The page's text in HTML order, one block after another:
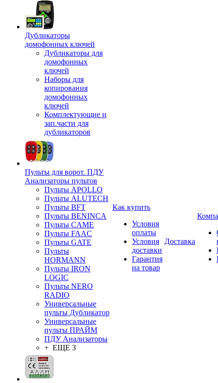
Дубликаторы
домофонных ключей
Дубликаторы для
домофонных
ключей
Наборы для
копирования
домофонных
ключей
Комплектующие и
зап.части для
дубликаторов
Пульты для ворот. ПДУ
Анализаторы пультов
Пульты APOLLO
Пульты ALUTECH
Пульты BFT
Пульты BENINCA
Пульты CAME
Пульты FAAC
Пульты GATE
Пульты
HORMANN
Пульты IRON
LOGIC
Пульты NERO
RADIO
Универсальные
пульты Дубликатор
Универсальные
пульты ПРАЙМ
ПДУ Анализаторы
+ ЕЩЕ 3
Как купить
Условия
оплаты
Условия
доставки
Гарантия
на товар
Доставка